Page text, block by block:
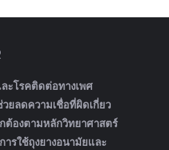
ะโรคติดต่อทางเพศ
ยลดความเชื่อที่ผิดเกี่ยว
ต้องตามหลักวิทยาศาสตร์
ารใช้ถุงยางอนามัยและ